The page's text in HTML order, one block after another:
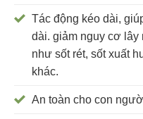
Tác động kéo dài,
dài. giảm nguy cơ lây
như sốt rét, sốt xuất
khác.
An toàn cho con